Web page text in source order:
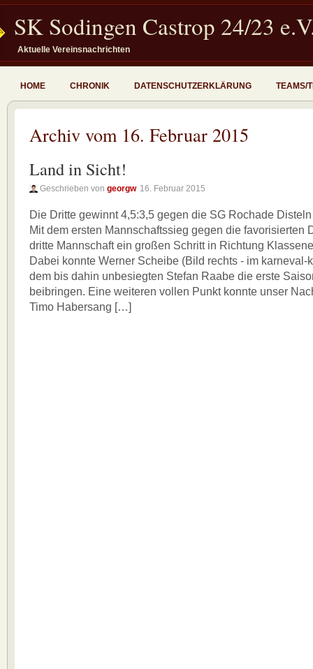
SK Sodingen Castrop 24/23
Aktuelle Vereinsnachrichten
HOME CHRONIK DATENSCHUTZERKLÄRUNG TEAMS/
Archiv vom 16. Februar 2015
Land in Sicht!
Geschrieben von georgw 16. Februar 2015
Die Dritte gewinnt 4,5:3,5 gegen die SG Rochade Disteln
Mit dem ersten Mannschaftssieg gegen die favorisierten
dritte Mannschaft ein großen Schritt in Richtung
Dabei konnte Werner Scheibe (Bild rechts - im karneval-
dem bis dahin unbesiegten Stefan Raabe die erste
beibringen. Eine weiteren vollen Punkt konnte unser
Timo Habersang […]